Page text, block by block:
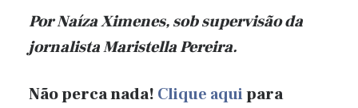
Por Naíza Ximenes, sob supervisãoda
jornalista Maristella Pereira.
Não perca nada! Clique aquipara